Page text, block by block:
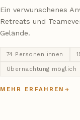
Ein verwunschenes
Retreats und
Gelände.
74 Personen innen
Übernachtung möglich
MEHR ERFAHREN →